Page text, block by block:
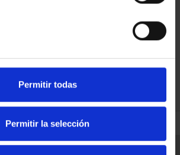
Permitir todas
Permitir la selección
REFINAR